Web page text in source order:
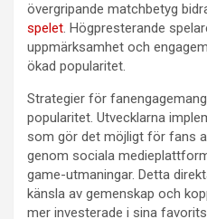
övergripande matchbetyg
spelet. Högpresterande
uppmärksamhet och
ökad popularitet.
Strategier för
popularitet. Utvecklarna
som gör det möjligt för fans
genom sociala
game-utmaningar. Detta
känsla av gemenskap och
mer investerade i sina